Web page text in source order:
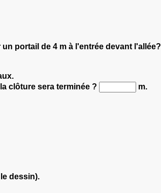
portail de 4 m à l'entrée devant l'allée?
clôture sera terminée ?
m.
dessin).